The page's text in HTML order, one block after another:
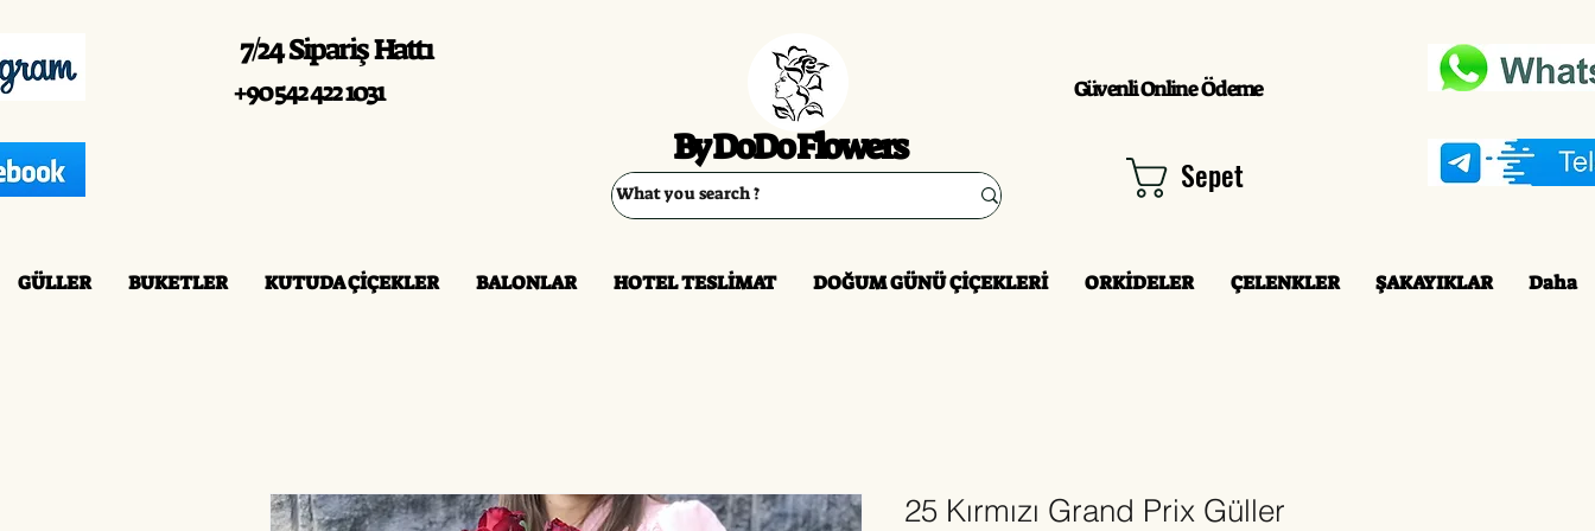
7/24 Sipariş Hattı
+90 542 422 1031
By DoDo Flowers
Güvenli Online Ödeme
Sepet
GÜLLER BUKETLER KUTUDA ÇİÇEKLER BALONLAR HOTEL TESLİMAT DOĞUM GÜNÜ ÇİÇEKLERİ ORKİDELER ÇELENKLER ŞAKAYIKLAR Daha
25 Kırmızı Grand Prix Güller